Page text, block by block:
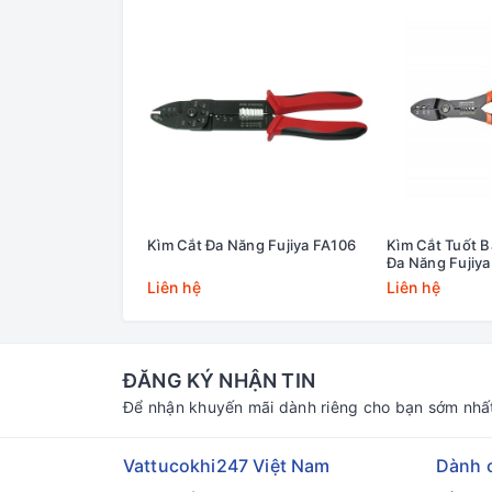
Kìm Cắt Đa Năng Fujiya FA106
Liên hệ
Kìm Cắt Tuốt
Đa Năng
Liên hệ
ĐĂNG KÝ NHẬN TIN
Để nhận khuyến mãi dành riêng cho bạn sớm
Vattucokhi247 Việt Nam Dành